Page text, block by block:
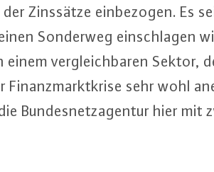
Zinssätze ein­be­zo­gen. Es
Sonderweg ein­schla­gen
ver­gleich­ba­ren Sektor,
sehr wohl
Bun­des­netz­agen­tur hier mit